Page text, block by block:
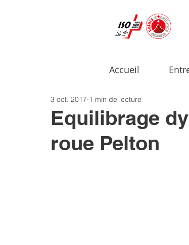
Accueil
Equilibrage
roue Pelton
3 oct. 2017 1 min de lecture